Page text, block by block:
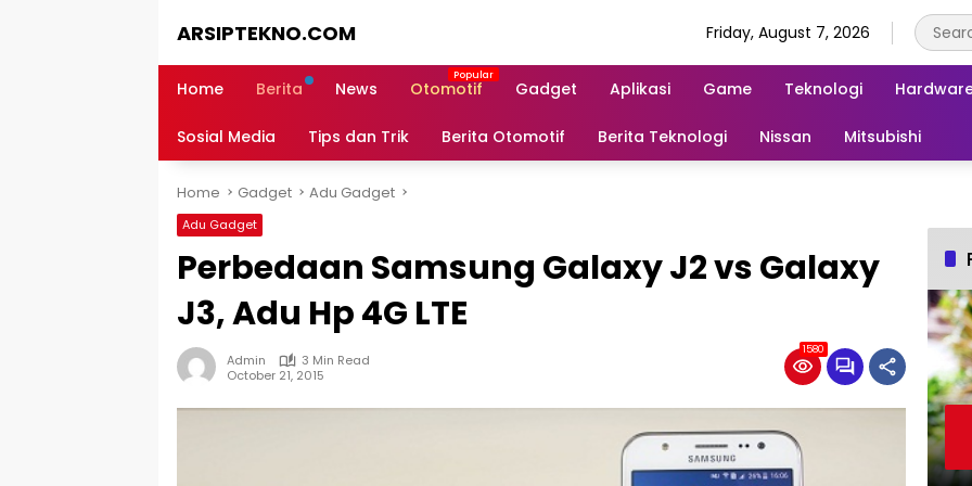
ARSIPTEKNO.COM
Informasi
Friday, August 7, 2026
Home Berita News Otomotif Gadget Aplikasi Game Teknologi
Sosial Media Tips dan Trik Berita Otomotif Berita Teknologi Nissan Mitsubishi
Home Gadget Adu Gadget
Adu Gadget
Perbedaan Samsung Galaxy J2 vs Galaxy
J3, Adu Hp 4G LTE
Admin
3 Min Read
October 21, 2015
1580